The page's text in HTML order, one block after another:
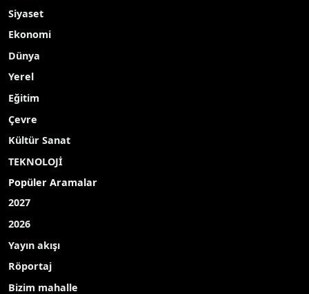
Siyaset
Ekonomi
Dünya
Yerel
Eğitim
Çevre
Kültür Sanat
TEKNOLOJİ
Popüler Aramalar
2027
2026
Yayın akışı
Röportaj
Bizim mahalle